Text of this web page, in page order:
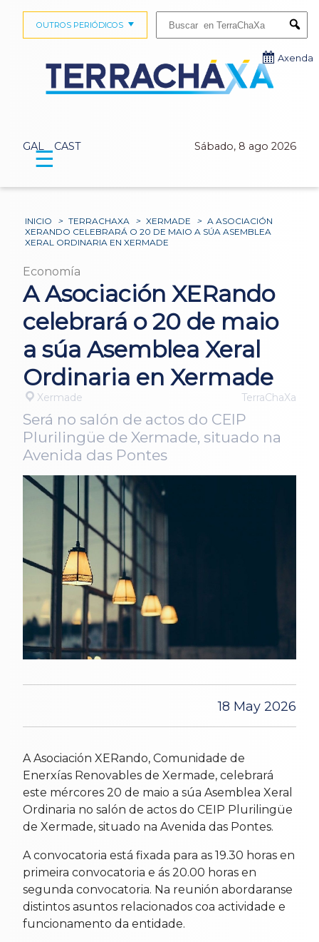
GAL CAST Sábado, 8 ago 2026
OUTROS PERIÓDICOS
Axenda
☰
INICIO > TERRACHAXA > XERMADE > A ASOCIACIÓN
XERANDO CELEBRARÁ O 20 DE MAIO A SÚA ASEMBLEA
XERAL ORDINARIA EN XERMADE
Economía
A Asociación XERando
celebrará o 20 de maio
a súa Asemblea Xeral
Ordinaria en Xermade
Xermade TerraChaXa
Será no salón de actos do CEIP
Plurilingüe de Xermade, situado na
Avenida das Pontes
18 May 2026
A Asociación XERando, Comunidade de
Enerxías Renovables de Xermade, celebrará
este mércores 20 de maio a súa Asemblea Xeral
Ordinaria no salón de actos do CEIP Plurilingüe
de Xermade, situado na Avenida das Pontes.
A convocatoria está fixada para as 19.30 horas en
primeira convocatoria e ás 20.00 horas en
segunda convocatoria. Na reunión abordaranse
distintos asuntos relacionados coa actividade e
funcionamento da entidade.